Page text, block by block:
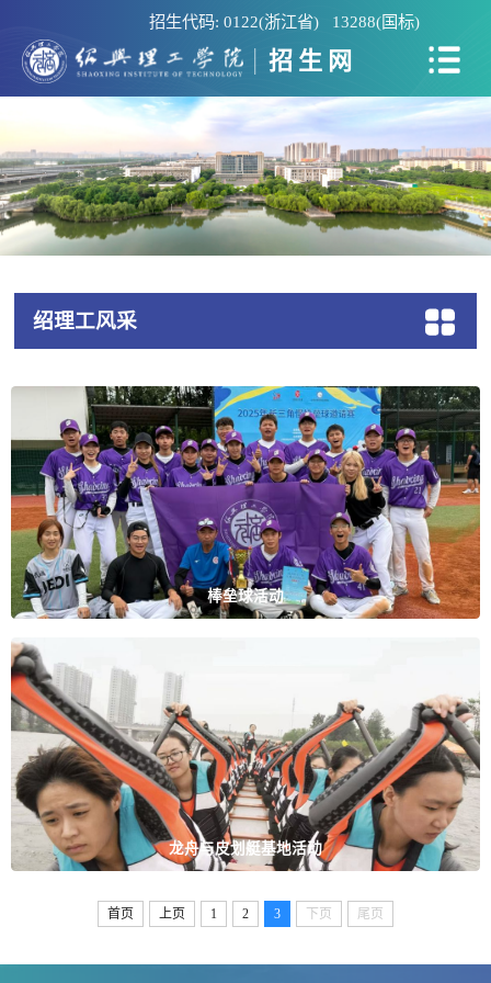
招生网
招生代码: 0122(浙江省) 13288(国标)
绍理工风采
棒垒球活动
龙舟与皮划艇基地活动
首页 上页 1 2 3 下页 尾页